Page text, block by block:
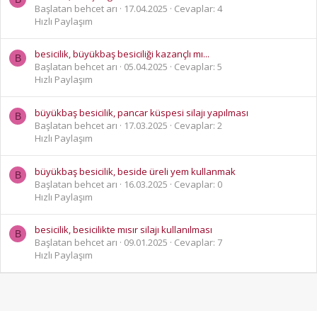
Başlatan behcet arı
17.04.2025
Cevaplar: 4
Hızlı Paylaşım
B
besicilik, büyükbaş besiciliği kazançlı mı...
Başlatan behcet arı
05.04.2025
Cevaplar: 5
Hızlı Paylaşım
B
büyükbaş besicilik, pancar küspesi silajı yapılması
Başlatan behcet arı
17.03.2025
Cevaplar: 2
Hızlı Paylaşım
B
büyükbaş besicilik, beside üreli yem kullanmak
Başlatan behcet arı
16.03.2025
Cevaplar: 0
Hızlı Paylaşım
B
besicilik, besicilikte mısır silajı kullanılması
Başlatan behcet arı
09.01.2025
Cevaplar: 7
Hızlı Paylaşım